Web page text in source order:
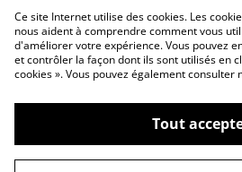
Politique de confidentialité
©2026
L'atelier de Maéna :
meubles et décorations
Ce site Internet utilise des cookies. Les
nous aident à comprendre comment vous
d'améliorer votre expérience. Vous pouvez
et contrôler la façon dont ils sont utilisés en
cookies ». Vous pouvez également consulter
Tout